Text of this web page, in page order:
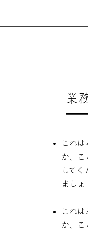
業
これ
か、こ
して
ましょ
これ
か、こ